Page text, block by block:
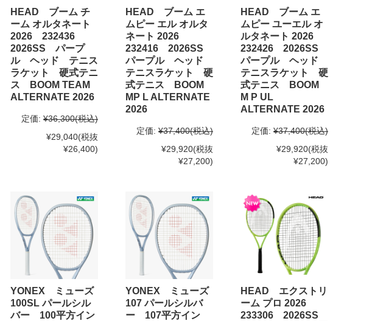
HEAD ブーム チ
ーム オルタネート
2026 232436
2026SS パープ
ル ヘッド テニス
ラケット 硬式テニ
ス BOOM TEAM
ALTERNATE 2026
定価: ¥36,300(税込)
¥29,040(税抜
¥26,400)
HEAD ブーム エ
ムピー エル オルタ
ネート 2026
232416 2026SS
パープル ヘッド
テニスラケット 硬
式テニス BOOM
MP L ALTERNATE
2026
定価: ¥37,400(税込)
¥29,920(税抜
¥27,200)
HEAD ブーム エ
ムピー ユーエル オ
ルタネート 2026
232426 2026SS
パープル ヘッド
テニスラケット 硬
式テニス BOOM
M P UL
ALTERNATE 2026
定価: ¥37,400(税込)
¥29,920(税抜
¥27,200)
YONEX ミューズ
100SL パールシル
バー 100平方イン
YONEX ミューズ
107 パールシルバ
ー 107平方イン
HEAD エクストリ
ーム プロ 2026
233306 2026SS